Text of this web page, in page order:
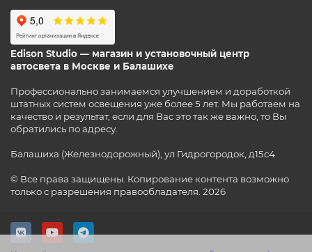
Edison Studio — магазин и установочный центр
автосвета в Москве и Балашихе
Профессионально занимаемся улучшением и доработкой
штатных систем освещения уже более 5 лет. Мы работаем на
качество и результат, если для Вас это так же важно, то Вы
обратились по адресу.
Балашиха (Железнодорожный), ул Гидрогородок, д15с4
© Все права защищены. Копирование контента возможно
только с разрешения правообладателя. 2026